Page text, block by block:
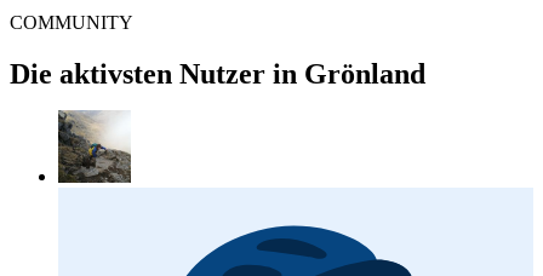
COMMUNITY
Die aktivsten Nutzer in Grönland